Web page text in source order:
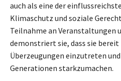
auch als eine der
Klimaschutz und soziale
Teilnahme an Veranstaltungen
demonstriert sie, dass sie
Überzeugungen einzutreten
Generationen starkzumachen.